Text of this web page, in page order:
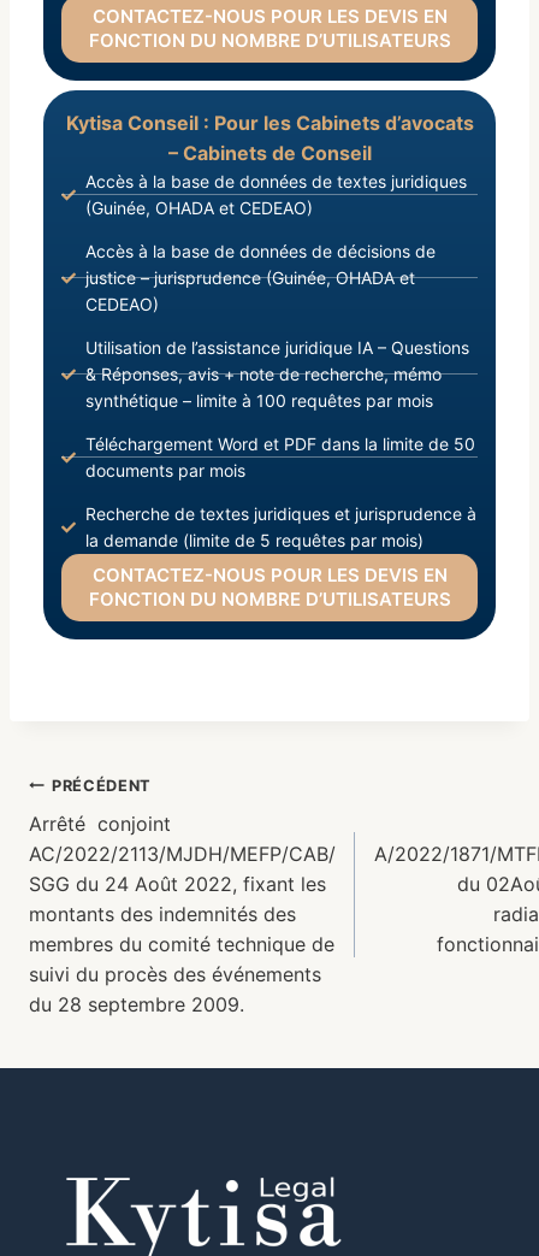
CONTACTEZ-NOUS POUR LES DEVIS EN
FONCTION DU NOMBRE D’UTILISATEURS
Kytisa Conseil : Pour les Cabinets d’avocats
– Cabinets de Conseil
Accès à la base de données de textes juridiques
(Guinée, OHADA et CEDEAO)
Accès à la base de données de décisions de
justice – jurisprudence (Guinée, OHADA et
CEDEAO)
Utilisation de l’assistance juridique IA – Questions
& Réponses, avis + note de recherche, mémo
synthétique – limite à 100 requêtes par mois
Téléchargement Word et PDF dans la limite de 50
documents par mois
Recherche de textes juridiques et jurisprudence à
la demande (limite de 5 requêtes par mois)
CONTACTEZ-NOUS POUR LES DEVIS EN
FONCTION DU NOMBRE D’UTILISATEURS
PRÉCÉDENT
Arrêté conjoint
AC/2022/2113/MJDH/MEFP/CAB/
SGG du 24 Août 2022, fixant les
montants des indemnités des
membres du comité technique de
suivi du procès des événements
du 28 septembre 2009.
A/2022/1871/
du